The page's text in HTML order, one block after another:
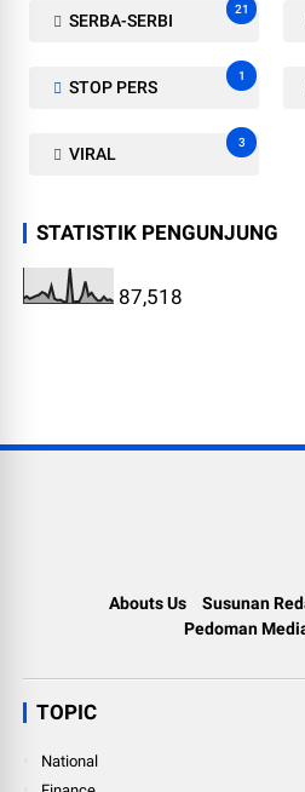
SERBA-SERBI
21
STOP PERS
1
VIRAL
3
STATISTIK PENGUNJUNG
87,518
Abouts Us Susunan
Pedoman
TOPIC
National